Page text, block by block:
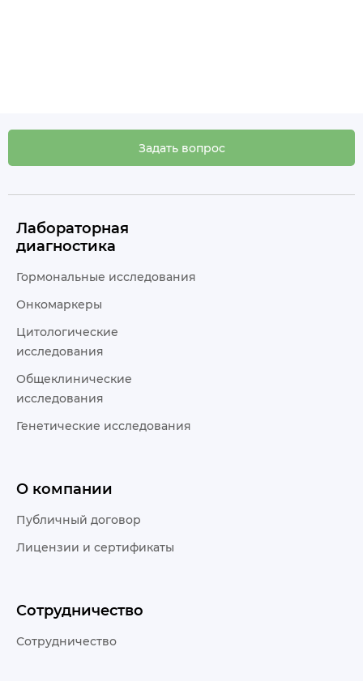
Задать вопрос
Лабораторная
диагностика
Гормональные исследования
Онкомаркеры
Цитологические
исследования
Общеклинические
исследования
Генетические исследования
О компании
Публичный договор
Лицензии и сертификаты
Сотрудничество
Сотрудничество